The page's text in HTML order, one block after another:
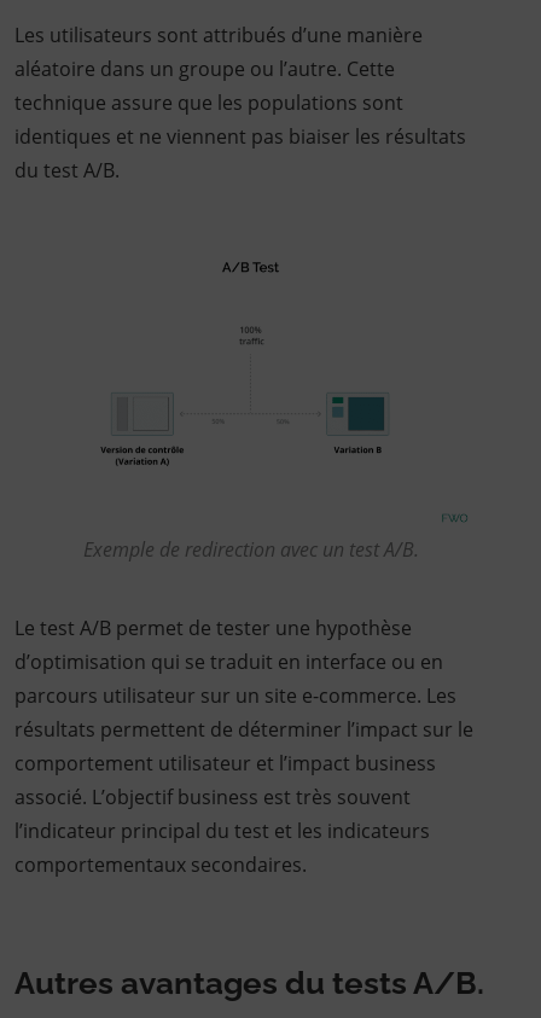
Les utilisateurs sont attribués d’une manière
aléatoire dans un groupe ou l’autre. Cette
technique assure que les populations sont
identiques et ne viennent pas biaiser les résultats
du test A/B.
Exemple de redirection avec un test A/B.
Le test A/B permet de tester une hypothèse
d’optimisation qui se traduit en interface ou en
parcours utilisateur sur un site e-commerce. Les
résultats permettent de déterminer l’impact sur le
comportement utilisateur et l’impact business
associé. L’objectif business est très souvent
l’indicateur principal du test et les indicateurs
comportementaux secondaires.
Autres avantages du tests A/B.